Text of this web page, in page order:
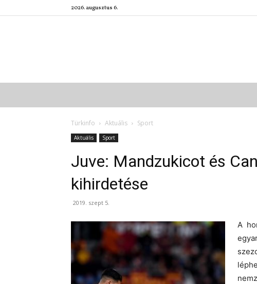
2026. augusztus 6.
Türkinfo Aktuális Sport
Aktuális Sport
Juve: Mandzukicot és
kihirdetése
2019. szept 5.
A